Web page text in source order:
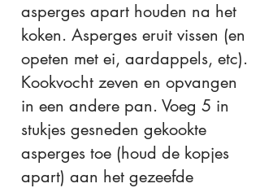
asperges apart houden na het
koken. Asperges eruit vissen (en
opeten met ei, aardappels, etc).
Kookvocht zeven en opvangen
in een andere pan. Voeg 5 in
stukjes gesneden gekookte
asperges toe (houd de kopjes
apart) aan het gezeefde